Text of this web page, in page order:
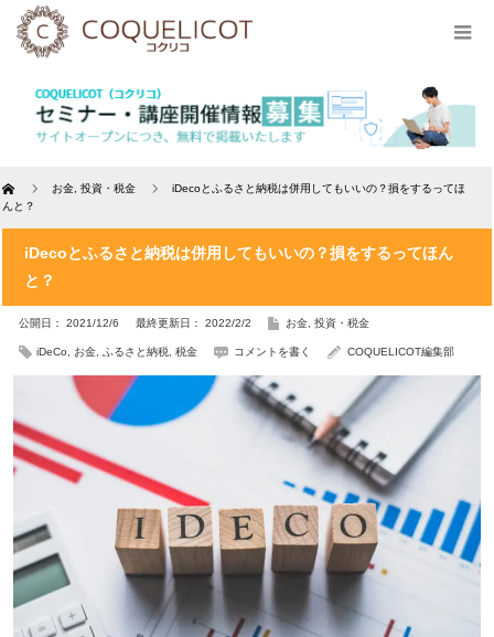
Home お金 投資・税金
iDecoとふるさと納税は併用してもいいの？損をするってほ
んと？
iDecoとふるさと納税は併用してもいいの？損をするってほん
と？
公開日： 2021/12/6 最終更新日： 2022/2/2 お金 投資・税金
iDeCo お金 ふるさと納税 税金 コメントを書く COQUELICOT編集部